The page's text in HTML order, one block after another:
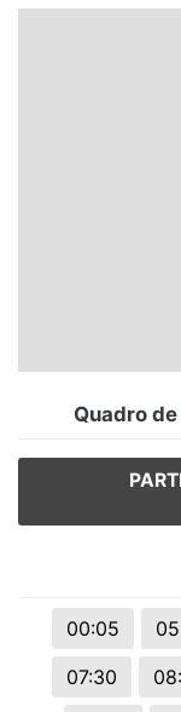
Quadro
00:05
07:30